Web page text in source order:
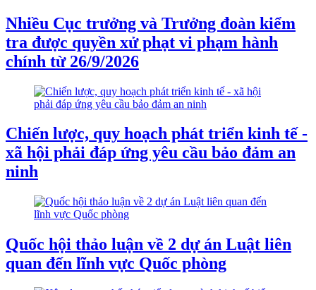
Nhiều Cục trưởng và Trưởng đoàn kiểm
tra được quyền xử phạt vi phạm hành
chính từ 26/9/2026
Chiến lược, quy hoạch phát triển kinh tế -
xã hội phải đáp ứng yêu cầu bảo đảm an
ninh
Quốc hội thảo luận về 2 dự án Luật liên
quan đến lĩnh vực Quốc phòng